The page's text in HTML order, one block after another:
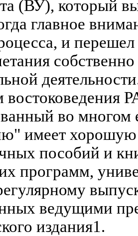
(ВУ), который
главное
и
востоковедения
во
имеет хорошую
пособий и
программ,
ведущими
издания1.